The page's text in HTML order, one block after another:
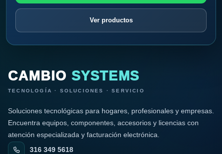
Ver productos
CAMBIO SYSTEMS
TECNOLOGÍA · SOLUCIONES · SERVICIO
Soluciones tecnológicas para hogares, profesionales y empresas.
Encuentra equipos, componentes, accesorios y licencias con
atención especializada y facturación electrónica.
316 349 5618